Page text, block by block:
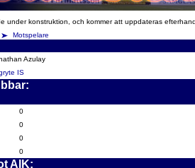
under konstruktion, och kommer att uppdateras
Motspelare
Azulay
IS
0
0
0
0
AIK: